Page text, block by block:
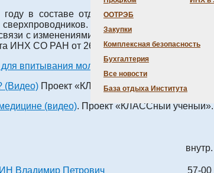
ООТРЭБ
Закупки
Комплексная безопасность
Бухгалтерия
Все новости
База отдыха Института
в составе отдела химии
Первый заведующий
с изменениями кадрового состава и
ИНХ СО РАН от 26.12.2016, прот. № 11) .
впитывания молекул! Большая Научная
(Видео) Проект «КЛАССный ученый».
(видео). Проект «КЛАССный ученый».
внутр.
Владимир Петрович 57-00